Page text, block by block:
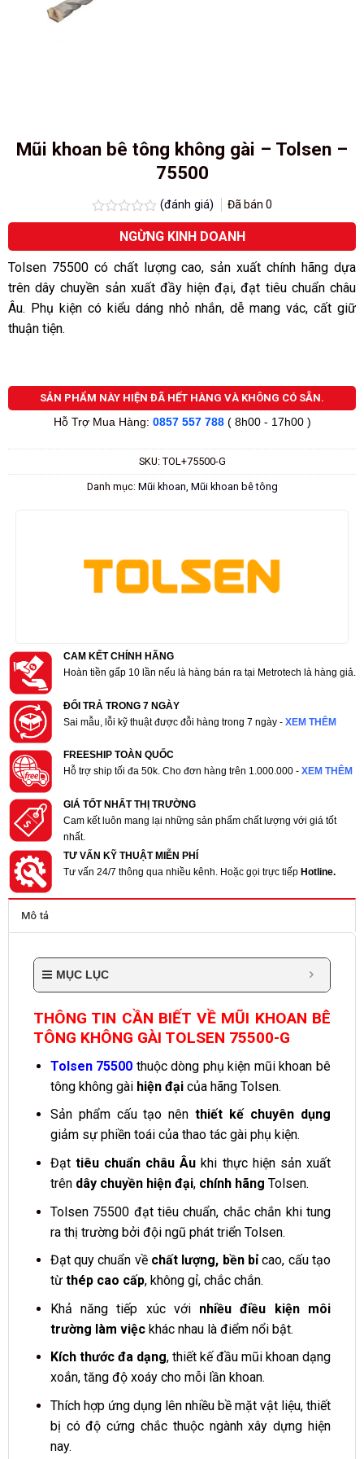
Mũi khoan bê tông không gài – Tolsen –
75500
Được
hạng
0.0
sao
(đánh giá) Đã bán0
NGỪNG KINH DOANH
Tolsen 75500 có chất lượng cao, sản xuất chính hãng dựa
trên dây chuyền sản xuất đầy hiện đại, đạt tiêu chuẩn châu
Âu. Phụ kiện có kiểu dáng nhỏ nhắn, dễ mang vác, cất giữ
thuận tiện.
SẢN PHẨM NÀY HIỆN ĐÃ HẾT HÀNG VÀ KHÔNG CÓ SẴN.
Hỗ Trợ Mua Hàng: 0857 557 788 ( 8h00 - 17h00 )
SKU: TOL+75500-G
Danh mục: Mũi khoan, Mũi khoan bê tông
CAM KẾT CHÍNH HÃNG
Hoàn tiền gấp 10 lần nếu là hàng bán ra tại Metrotech là hàng giả.
ĐỔI TRẢ TRONG 7 NGÀY
Sai mẫu, lỗi kỹ thuật được đỗi hàng trong 7 ngày - XEM THÊM
FREESHIP TOÀN QUỐC
Hỗ trợ ship tối đa 50k. Cho đơn hàng trên 1.000.000 - XEM THÊM
GIÁ TỐT NHẤT THỊ TRƯỜNG
Cam kết luôn mang lại những sản phẩm chất lượng với giá tốt
nhất.
TƯ VẤN KỸ THUẬT MIỄN PHÍ
Tư vấn 24/7 thông qua nhiều kênh. Hoặc gọi trực tiếp Hotline.
Mô tả
MỤC LỤC
THÔNG TIN CẦN BIẾT VỀ MŨI KHOAN BÊ
TÔNG KHÔNG GÀI TOLSEN 75500-G
Tolsen 75500 thuộc dòng phụ kiện mũi khoan bê
tông không gàihiện đạicủa hãng Tolsen.
Sản phẩm cấu tạo nênthiết kế chuyên dụng
giảm sự phiền toái của thao tác gài phụ kiện.
Đạttiêu chuẩn châu Âu khi thực hiện sản xuất
trên dây chuyền hiện đại, chính hãng Tolsen.
Tolsen 75500 đạt tiêu chuẩn, chắc chắn khi tung
ra thị trường bởi đội ngũ phát triển Tolsen.
Đạt quy chuẩn về chất lượng, bền bỉcao, cấu tạo
từ thép cao cấp, không gỉ, chắc chắn.
Khả năng tiếp xúc với nhiều điều kiện môi
trường làm việckhác nhau là điểm nổi bật.
Kích thước đa dạng, thiết kế đầu mũi khoan dạng
xoắn, tăng độ xoáy cho mỗi lần khoan.
Thích hợp ứng dụng lên nhiều bề mặt vật liệu, thiết
bị có độ cứng chắc thuộc ngành xây dựng hiện
nay.